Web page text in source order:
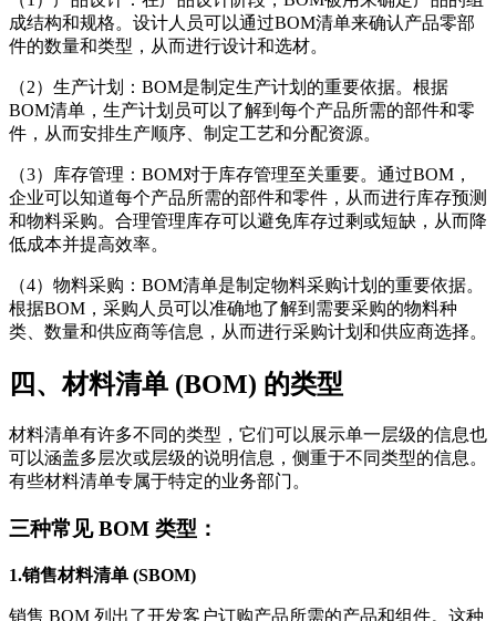
成结构和规格。设计人员可以通过BOM清单来确认产品零部
件的数量和类型，从而进行设计和选材。
（2）生产计划：BOM是制定生产计划的重要依据。根据
BOM清单，生产计划员可以了解到每个产品所需的部件和零
件，从而安排生产顺序、制定工艺和分配资源。
（3）库存管理：BOM对于库存管理至关重要。通过BOM，
企业可以知道每个产品所需的部件和零件，从而进行库存预测
和物料采购。合理管理库存可以避免库存过剩或短缺，从而降
低成本并提高效率。
（4）物料采购：BOM清单是制定物料采购计划的重要依据。
根据BOM，采购人员可以准确地了解到需要采购的物料种
类、数量和供应商等信息，从而进行采购计划和供应商选择。
四、材料清单 (BOM) 的类型
材料清单有许多不同的类型，它们可以展示单一层级的信息也
可以涵盖多层次或层级的说明信息，侧重于不同类型的信息。
有些材料清单专属于特定的业务部门。
三种常见 BOM 类型：
1.销售材料清单 (SBOM)
销售 BOM 列出了开发客户订购产品所需的产品和组件。这种